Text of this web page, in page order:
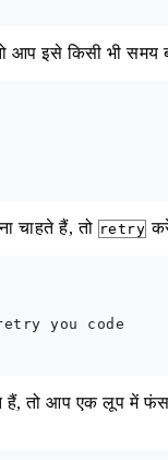
आप इसे किसी भी समय
चाहते हैं, तो retry
you code
हैं, तो आप एक लूप में